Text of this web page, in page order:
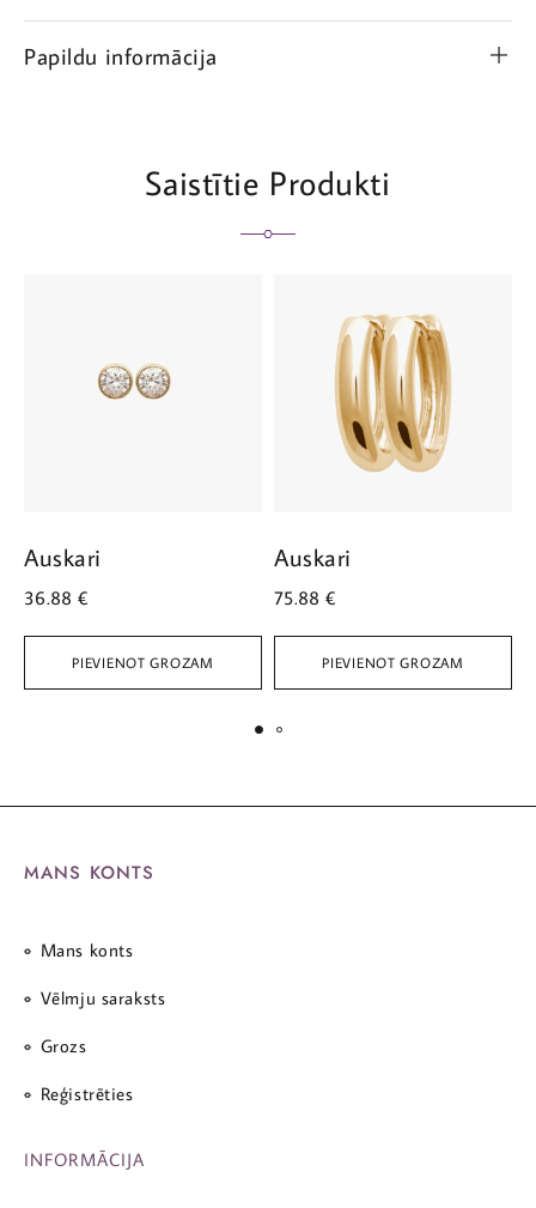
Papildu informācija
Saistītie Produkti
PIEVIENOT GROZAM
Auskari
36.88 €
PIEVIENOT GROZAM
Auskari
75.88 €
MANS KONTS
Mans konts
Vēlmju saraksts
Grozs
Reģistrēties
INFORMĀCIJA